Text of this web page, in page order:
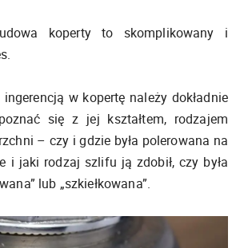
koperty to skomplikowany i
w kopertę należy dokładnie
się z jej kształtem, rodzajem
– czy i gdzie była polerowana na
i jaki rodzaj szlifu ją zdobił, czy była
lub „szkiełkowana”.